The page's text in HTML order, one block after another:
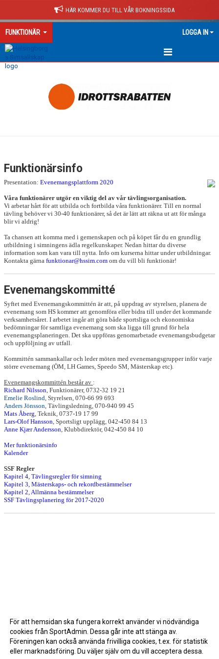
HÄR KOMMER DU TILL VÅR BOKNINGSSIDA
FUNKTIONÄR LOGGA IN
FUNKTIONÄRSINFORMATION
Funktionärsinfo
Presentation: Evenemangsplattform 2020
Våra funktionärer utgör en viktig del av vår tävlingsorganisation.
Vi arbetar hårt för att utbilda och fortbilda våra funktionärer. Till en normal
tävling behöver vi 30-40 funktionärer, så det är lätt att räkna ut att för många
blir vi aldrig!
Ta chansen att komma med i gemenskapen och på köpet får du en grundlig
utbildning i simningens ädla regelkunskaper. Nedan hittar du diverse
information som kan vara till nytta. Info om kurserna hittar under utbildningar.
Kontakta gärna funktionar@hssim.com om du vill bli funktionär!
Evenemangskommitté
Syftet med Evenemangskommittén är att, på uppdrag av styrelsen, planera de
evenemang som HS kommer att genomföra eller bidra till under det kommande
verksamhetsåret. I arbetet ingår att göra både sportsliga och ekonomiska
bedömningar för samtliga evenemang som ska ligga till grund för hela
evenemangsplaneringen. Det ska uppföras genomarbetade evenemangsbudgetar
och uppföljning av utfall.
Kommittén sammankallar och leder möten med evenemangsgrupper inför varje
större evenemang (ÖM, LH Games, Speedo SM, Mästerskap etc).
Evenemangskommittén består av :
Richard Nilsson, Funktionärer, 0732-32 19 21
Emelie Roslind, Styrelsen, 070-66 99 693
Anders Jönsson, Tävlingsledning, 070-940 99 45
Mats Åberg, Teknik, 0737-19 17 99
Lars-Olof Hansson, Sportsligt upplägg, 042-450 84 13
Anne Kjær Andersson, Klubbdirektör, 042-450 84 10
Mer funktionärsinfo
Kalender
SSF Regler
Kapitel 4, Tävlingsregler för simning
Kapitel 3, Mästerskaps- och rekordbestämmelser
Kapitel 2, Allmänna bestämmelser
SSF Tävlingsplanering för 2017-2020
För att hemsidan ska fungera korrekt använder vi nödvändiga
cookies från SportAdmin. Dessa går inte att stänga av.
Föreningen kan också använda frivilliga cookies, t.ex. för statistik
eller marknadsföring. Du väljer själv om du vill acceptera dessa.